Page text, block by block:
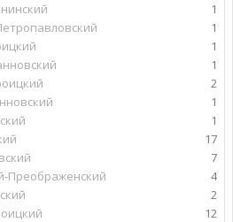
1
1
1
1
2
1
1
17
7
Преображенский
4
2
12